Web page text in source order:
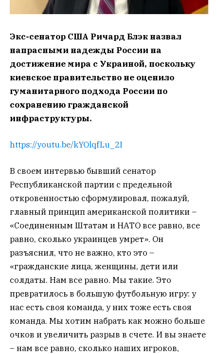
Экс-сенатор США Ричард Блэк назвал
напрасными надежды России на
достижение мира с Украиной, поскольку
киевское правительство не оценило
гуманитарного подхода России по
сохранению гражданской
инфраструктуры.
https://youtu.be/kYOlqfLu_2I
В своем интервью бывший сенатор
Республиканской партии с предельной
откровенностью сформулировал, пожалуй,
главный принцип американской политики –
«Соединенным Штатам и НАТО все равно, все
равно, сколько украинцев умрет». Он
разъяснил, что не важно, кто это –
«гражданские лица, женщины, дети или
солдаты. Нам все равно. Мы такие. Это
превратилось в большую футбольную игру: у
нас есть своя команда, у них тоже есть своя
команда. Мы хотим набрать как можно больше
очков и увеличить разрыв в счете. И вы знаете
– нам все равно, сколько наших игроков,